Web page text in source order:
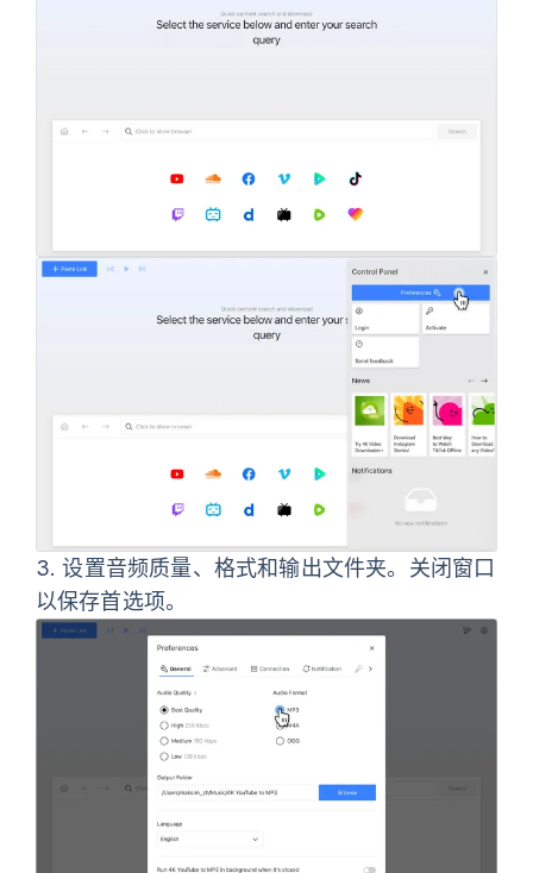
3. 设置音频质量、格式和输出文件夹。关闭窗口
以保存首选项。